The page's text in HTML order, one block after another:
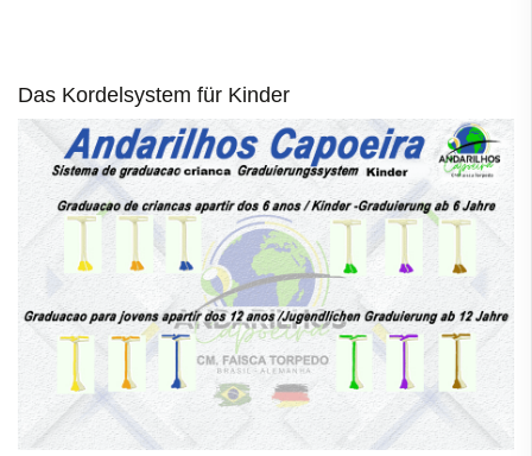
Das Kordelsystem für Kinder